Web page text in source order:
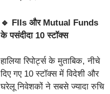
🔹 FIIs और Mutual Funds
के पसंदीदा 10 स्टॉक्स
हालिया रिपोर्ट्स के मुताबिक, नीचे
दिए गए 10 स्टॉक्स में विदेशी और
घरेलू निवेशकों ने सबसे ज्यादा रुचि